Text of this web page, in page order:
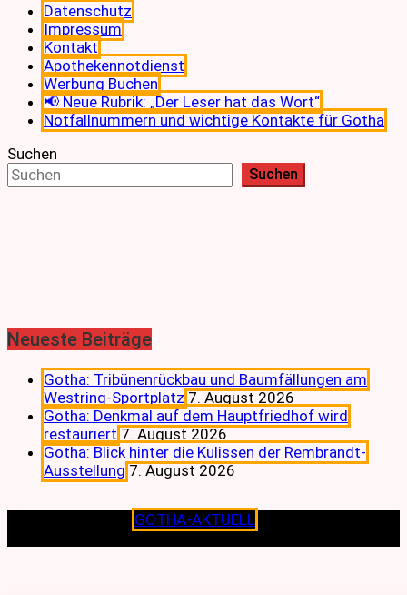
Datenschutz
Impressum
Kontakt
Apothekennotdienst
Werbung Buchen
📢 Neue Rubrik: „Der Leser hat das Wort“
Notfallnummern und wichtige Kontakte für Gotha
Suchen
Suchen
Neueste Beiträge
Gotha: Tribünenrückbau und Baumfällungen am
Westring-Sportplatz 7. August 2026
Gotha: Denkmal auf dem Hauptfriedhof wird
restauriert 7. August 2026
Gotha: Blick hinter die Kulissen der Rembrandt-
Ausstellung 7. August 2026
GOTHA-AKTUELL
Lokalen verpflichtet.